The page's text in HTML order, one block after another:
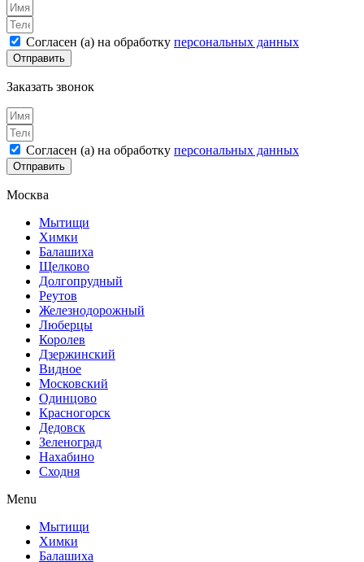
Согласен (а) на обработку персональных данных
Отправить
Заказать звонок
Согласен (а) на обработку персональных данных
Отправить
Москва
Мытищи
Химки
Балашиха
Щелково
Долгопрудный
Реутов
Железнодорожный
Люберцы
Королев
Дзержинский
Видное
Московский
Одинцово
Красногорск
Дедовск
Зеленоград
Нахабино
Сходня
Menu
Мытищи
Химки
Балашиха